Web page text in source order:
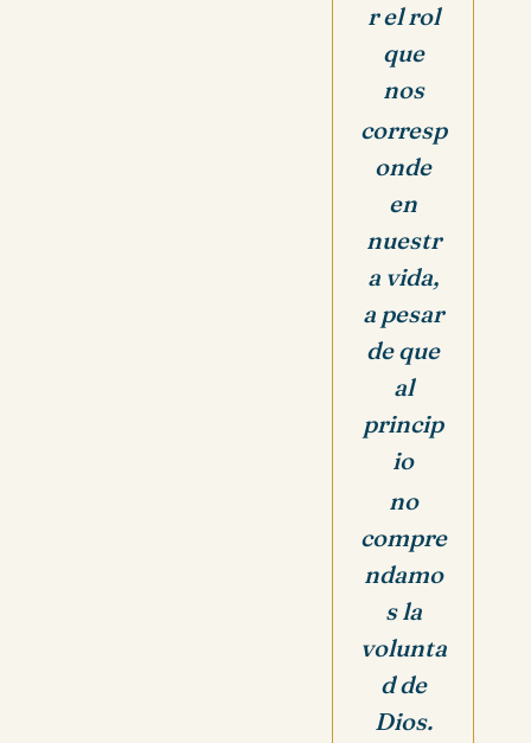
r el rol
que
nos
corresp
onde
en
nuestr
a vida,
a pesar
de que
al
princip
io
no
compre
ndamo
s la
volunta
d de
Dios.